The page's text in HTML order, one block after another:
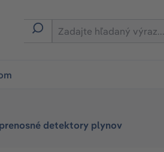
detektory plynov